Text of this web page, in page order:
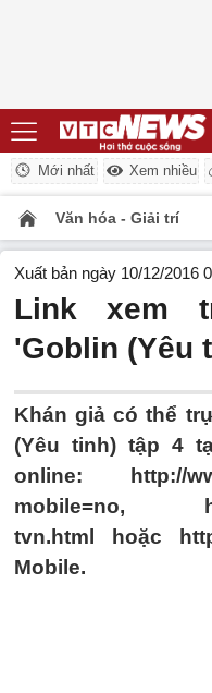
Mới nhất Xem nhiều
Văn hóa - Giải trí
Xuất bản ngày 10/12/2016
Link xem
'Goblin (Yêu
Khán giả có thể
(Yêu tinh) tập 4
online: http://
mobile=no,
tvn.html hoặc
Mobile.